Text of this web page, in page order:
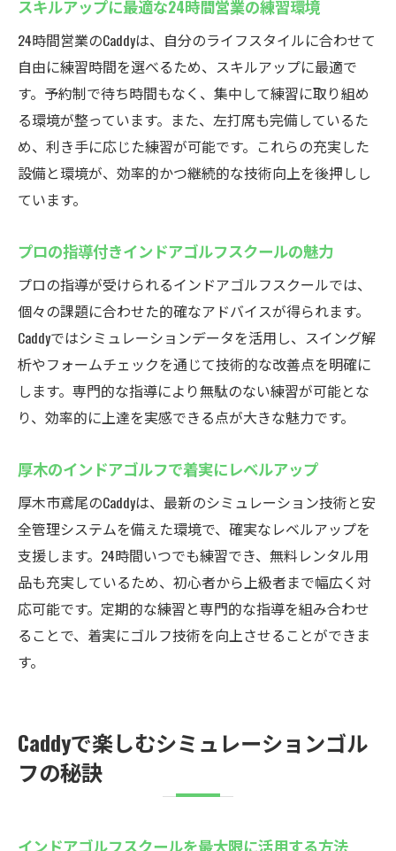
スキルアップに最適な24時間営業の練習環境
24時間営業のCaddyは、自分のライフスタイルに合わせて
自由に練習時間を選べるため、スキルアップに最適で
す。予約制で待ち時間もなく、集中して練習に取り組め
る環境が整っています。また、左打席も完備しているた
め、利き手に応じた練習が可能です。これらの充実した
設備と環境が、効率的かつ継続的な技術向上を後押しし
ています。
プロの指導付きインドアゴルフスクールの魅力
プロの指導が受けられるインドアゴルフスクールでは、
個々の課題に合わせた的確なアドバイスが得られます。
Caddyではシミュレーションデータを活用し、スイング解
析やフォームチェックを通じて技術的な改善点を明確に
します。専門的な指導により無駄のない練習が可能とな
り、効率的に上達を実感できる点が大きな魅力です。
厚木のインドアゴルフで着実にレベルアップ
厚木市鳶尾のCaddyは、最新のシミュレーション技術と安
全管理システムを備えた環境で、確実なレベルアップを
支援します。24時間いつでも練習でき、無料レンタル用
品も充実しているため、初心者から上級者まで幅広く対
応可能です。定期的な練習と専門的な指導を組み合わせ
ることで、着実にゴルフ技術を向上させることができま
す。
Caddyで楽しむシミュレーションゴル
フの秘訣
インドアゴルフスクールを最大限に活用する方法